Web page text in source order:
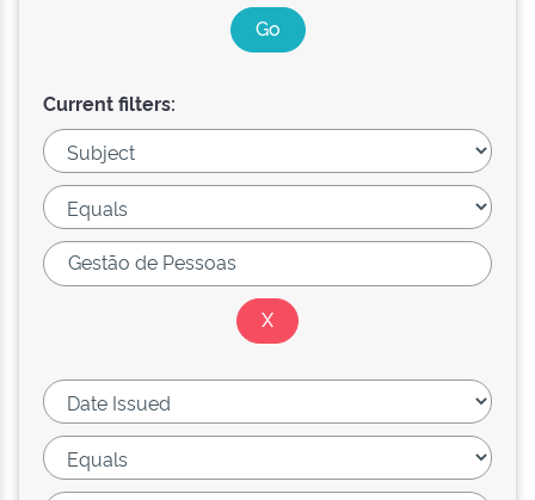
Current filters: